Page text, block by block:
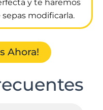
y te haremos
modificarla.
Ahora!